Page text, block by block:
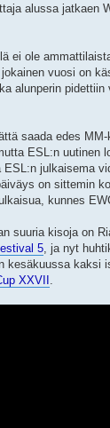
alussa jatkaen
ei ole
vuosi on
alunperin
saada edes
ESL:n uutinen
julkaisema
on sittemin
kunnes
suuria kisoja on
5 , ja nyt
kesäkuussa
XXVII